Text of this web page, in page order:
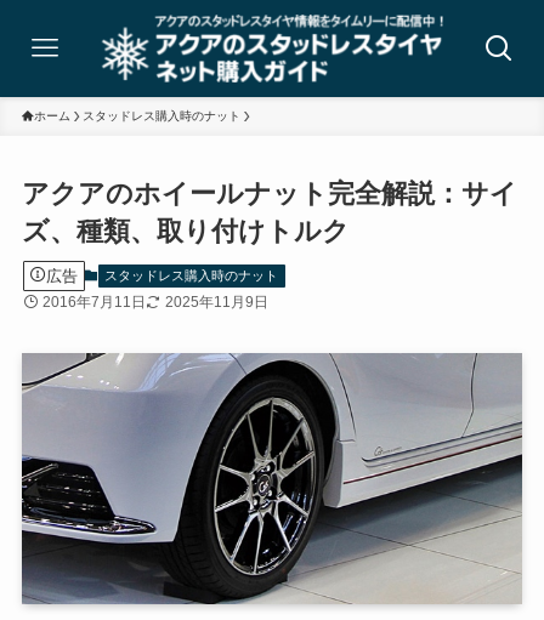
ホーム スタッドレス購入時のナット
アクアのホイールナット完全解説：サイ
ズ、種類、取り付けトルク
広告 スタッドレス購入時のナット
2016年7月11日 2025年11月9日